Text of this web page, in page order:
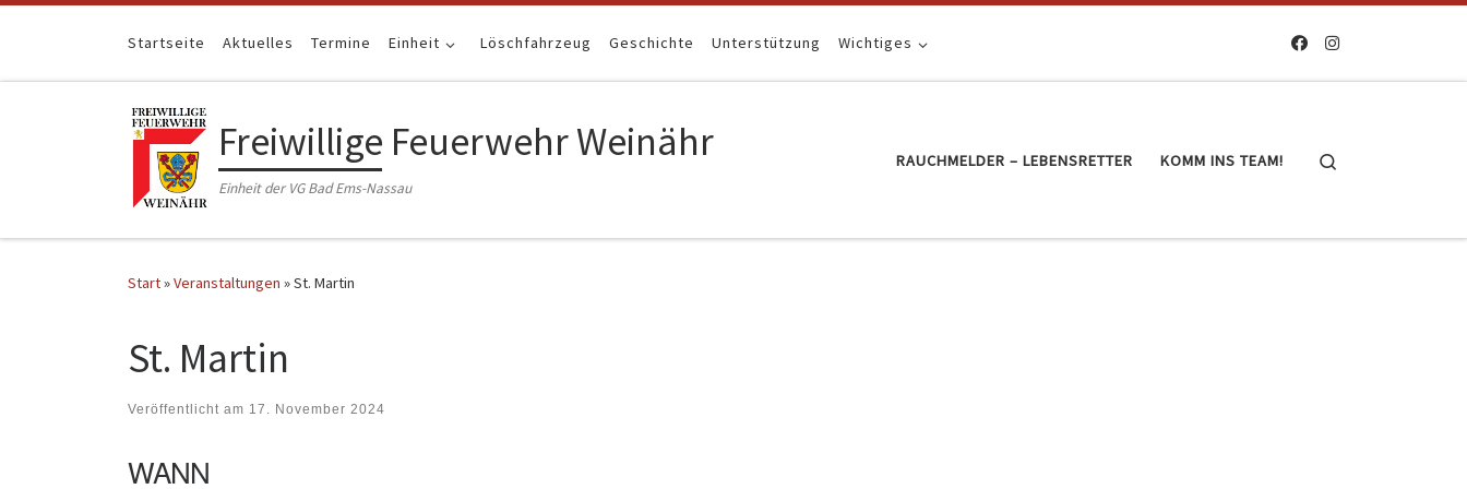
Startseite Aktuelles Termine Einheit Löschfahrzeug Geschichte Unterstützung Wichtiges
Freiwillige Feuerwehr Weinähr
Einheit der VG Bad Ems-Nassau
RAUCHMELDER – LEBENSRETTER KOMM INS TEAM!
Start»Veranstaltungen »St. Martin
St. Martin
Veröffentlicht am 17. November 2024
WANN